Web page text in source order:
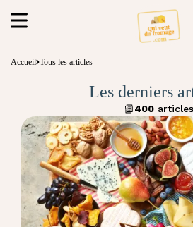
Accueil Tous les articles
Les derniers
400articles